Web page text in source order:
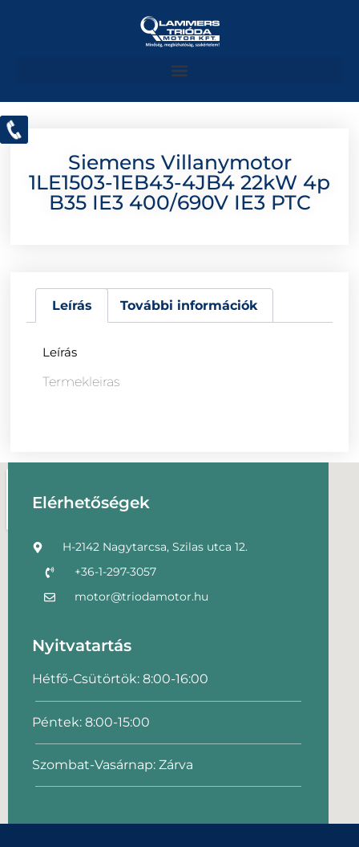
Siemens Villanymotor
1LE1503-1EB43-4JB4 22kW 4p
B35 IE3 400/690V IE3 PTC
Leírás További információk
Leírás
Termekleiras
Elérhetőségek
H-2142 Nagytarcsa, Szilas utca 12.
+36-1-297-3057
motor@triodamotor.hu
Nyitvatartás
Hétfő-Csütörtök: 8:00-16:00
Péntek: 8:00-15:00
Szombat-Vasárnap: Zárva